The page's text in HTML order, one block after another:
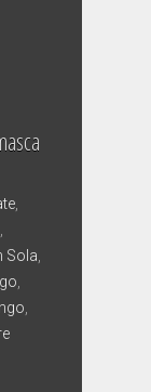
,
,
Sola,
,
,